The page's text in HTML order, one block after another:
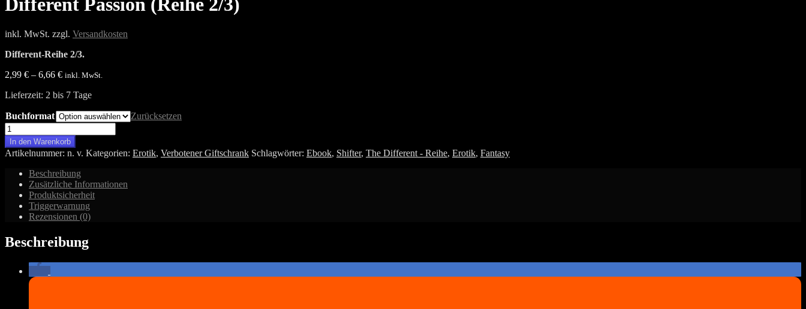
Different Passion (Reihe 2/3)
inkl. MwSt. zzgl. Versandkosten
Different-Reihe 2/3.
2,99 € – 6,66 € inkl. MwSt.
Lieferzeit: 2 bis 7 Tage
Buchformat
Zurücksetzen
Different
Passion
(Reihe
2/3)
Menge
In den Warenkorb
Artikelnummer: n. v. Kategorien: Erotik, Verbotener Giftschrank Schlagwörter: Ebook, Shifter, The Different - Reihe, Erotik, Fantasy
Beschreibung
Zusätzliche Informationen
Produktsicherheit
Triggerwarnung
Rezensionen (0)
Beschreibung